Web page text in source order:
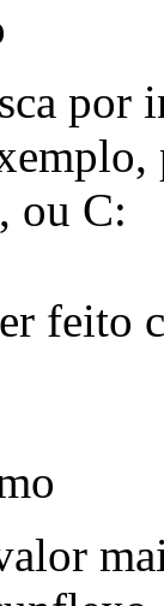
por
ou C:
feito